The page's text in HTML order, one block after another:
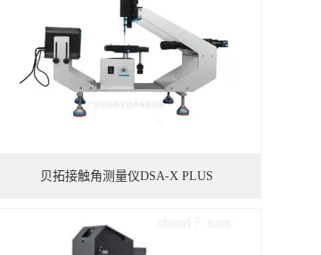
贝拓接触角测量仪DSA-X PLUS